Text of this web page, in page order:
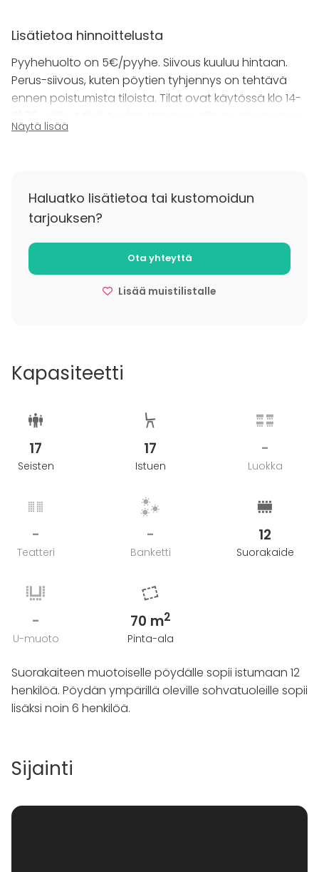
Lisätietoa hinnoittelusta
Pyyhehuolto on 5€/pyyhe. Siivous kuuluu hintaan.
Perus-siivous, kuten pöytien tyhjennys on tehtävä
ennen poistumista tiloista. Tilat ovat käytössä klo 14-
niin pyydä meiltä lisäaikaa.
Alle viikkoa aikaisemmin tehdyistä peruutuksista
veloitetaan 50% maksu.
Näytä lisää
Haluatko lisätietoa tai kustomoidun
tarjouksen?
Ota yhteyttä
Lisää muistilistalle
Kapasiteetti
17
Seisten
17
Istuen
-
Luokka
-
Teatteri
-
Banketti
12
Suorakaide
-
U-muoto
70 m2
Pinta-ala
Suorakaiteen muotoiselle pöydälle sopii istumaan 12
henkilöä. Pöydän ympärillä oleville sohvatuoleille sopii
lisäksi noin 6 henkilöä.
Sijainti